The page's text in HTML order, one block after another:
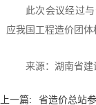
此次会议经过
应我国工程造价团体
来源：湖南省
上一篇:
省造价总站